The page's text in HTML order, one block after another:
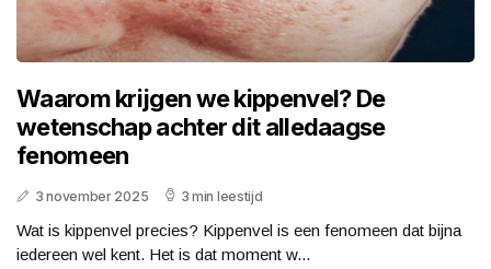
Waarom krijgen we kippenvel? De
wetenschap achter dit alledaagse
fenomeen
3 november 2025 3 min leestijd
Wat is kippenvel precies? Kippenvel is een fenomeen dat bijna
iedereen wel kent. Het is dat moment w...